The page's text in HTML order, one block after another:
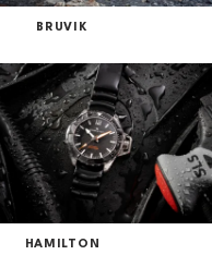
BRUVIK
HAMILTON